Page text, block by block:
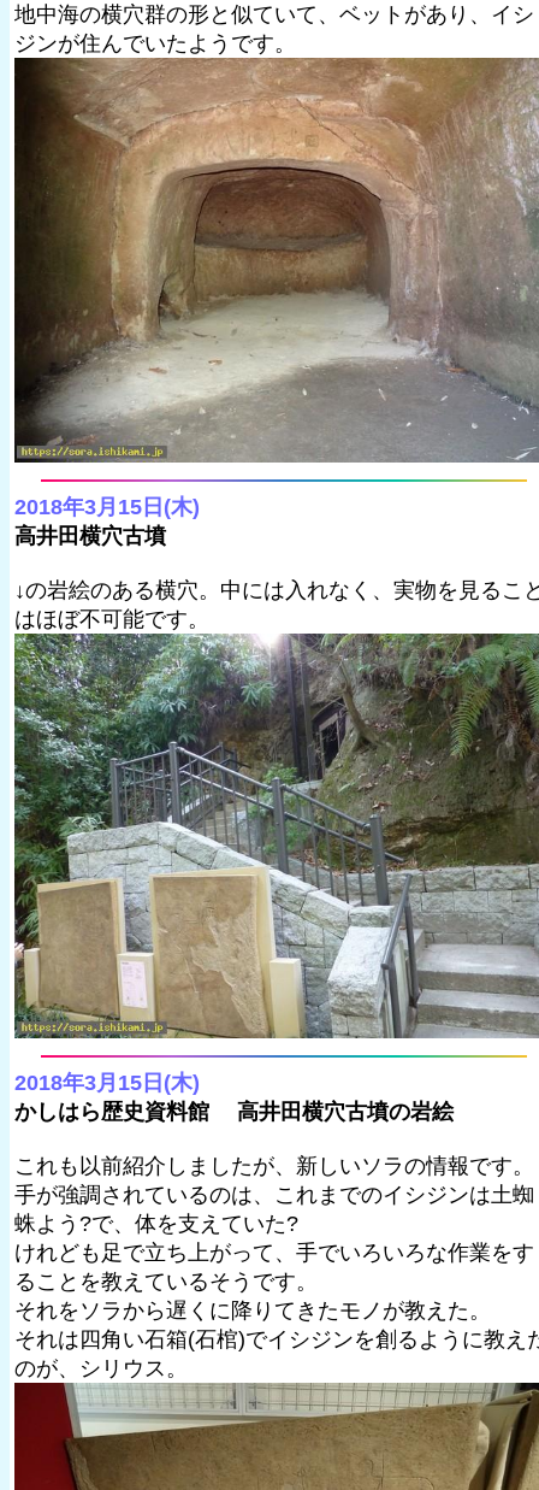
地中海の横穴群の形と似ていて、ベットがあり、イシ
ジンが住んでいたようです。
2018年3月15日(木)
高井田横穴古墳
↓の岩絵のある横穴。中には入れなく、実物を見るこ
はほぼ不可能です。
2018年3月15日(木)
かしはら歴史資料館 高井田横穴古墳の岩絵
これも以前紹介しましたが、新しいソラの情報です。
手が強調されているのは、これまでのイシジンは土蜘
蛛よう?で、体を支えていた?
けれども足で立ち上がって、手でいろいろな作業をす
ることを教えているそうです。
それをソラから遅くに降りてきたモノが教えた。
それは四角い石箱(石棺)でイシジンを創るように教え
のが、シリウス。